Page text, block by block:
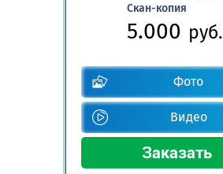
Скан-копия
5.000 руб.
Фото
Видео